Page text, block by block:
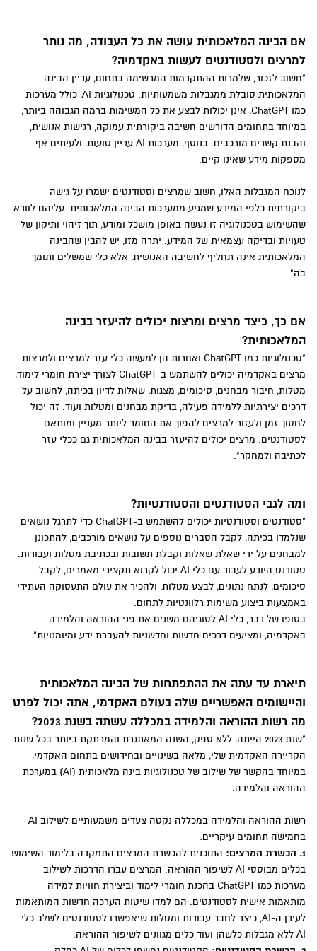
אם הבינה המלאכותית עושה את כל העבודה, מה נותר
למרצים ולסטודנטים לעשות באקדמיה?
"חשוב לזכור, שלמרות ההתקדמות המרשימה בתחום, עדיין הבינה
המלאכותית סובלת ממגבלות משמעותיות. טכנולוגיות AI, כולל מערכות
כמו ChatGPT, אינן יכולות לבצע את כל המשימות ברמה הגבוהה ביותר,
במיוחד בתחומים הדורשים חשיבה ביקורתית עמוקה, רגישות אנושית,
והבנת קשרים מורכבים. בנוסף, מערכות AI עדיין טועות, ולעיתים אף
מספקות מידע שאינו קיים.
לנוכח המגבלות האלו, חשוב שמרצים וסטודנטים ישמרו על גישה
ביקורתית כלפי המידע שמגיע ממערכות הבינה המלאכותית. עליהם לוודא
שהשימוש בטכנולוגיה זו נעשה באופן מושכל ומודע, תוך זיהוי ותיקון של
טעויות ובדיקה עצמאית של המידע. יתרה מזו, יש להבין שהבינה
המלאכותית אינה תחליף לחשיבה האנושית, אלא כלי שמשלים ותומך
בה".
אם כך, כיצד מרצים ומרצות יכולים להיעזר בבינה
המלאכותית?
"טכנולוגיות כמו ChatGPT ואחרות הן למעשה כלי עזר למרצים ולמרצות.
מרצים באקדמיה יכולים להשתמש ב-ChatGPT לצורך יצירת חומרי לימוד,
מטלות, חיבור מבחנים, סיכומים, מצגות, שאלות לדיון בכיתה, לחשוב על
דרכים יצירתיות ללמידה פעילה, בדיקת מבחנים ומטלות ועוד. זה יכול
לחסוך זמן ולעזור למרצים להפוך את החומר ליותר מעניין ומותאם
לסטודנטים. מרצים יכולים להיעזר בבינה המלאכותית גם ככלי עזר
לכתיבה ולמחקר".
ומה לגבי הסטודנטים והסטודנטיות?
"סטודנטים וסטודנטיות יכולים להשתמש ב-ChatGPT כדי לתרגל נושאים
שנלמדו בכיתה, לקבל הסברים נוספים על נושאים מורכבים, להתכונן
למבחנים על ידי שאלת שאלות וקבלת תשובות ובכתיבת מטלות ועבודות.
סטודנט היודע לעבוד עם כלי AI יכול לקרוא תקצירי מאמרים, לקבל
סיכומים, לנתח נתונים, לבצע מטלות, ולהכיר את עולם התעסוקה העתידי
באמצעות ביצוע משימות רלוונטיות לתחום.
בסופו של דבר, כלי AI לסוגיהם משנים את פני ההוראה והלמידה
באקדמיה, ומציעים דרכים חדשות וחדשניות להעברת ידע ומיומנויות".
תיארת עד עתה את ההתפתחות של הבינה המלאכותית
והיישומים האפשריים שלה בעולם האקדמי, אתה יכול לפרט
מה רשות ההוראה והלמידה במכללה עשתה בשנת 2023?
"שנת 2023 הייתה, ללא ספק, השנה המאתגרת והמרתקת ביותר בכל שנות
הקריירה האקדמית שלי, מלאה בשינויים ובחידושים בתחום האקדמי,
במיוחד בהקשר של שילוב של טכנולוגיות בינה מלאכותית (AI) במערכת
ההוראה והלמידה.
רשות ההוראה והלמידה במכללה נקטה צעדים משמעותיים לשילוב AI
בחמישה תחומים עיקריים:
1. הכשרת המרצים:
התוכנית להכשרת המרצים התמקדה בלימוד השימוש
בכלים מבוססי AI לשיפור ההוראה. המרצים עברו הדרכות לשילוב
מערכות כמו ChatGPT בהכנת חומרי לימוד וביצירת חוויות למידה
מותאמות אישית לסטודנטים. הם למדו שיטות הערכה חדשות המותאמות
לעידן ה-AI, כיצד לחבר עבודות ומטלות שיאפשרו לסטודנטים לשלב כלי
AI ללא מגבלות כלשהן ועוד כלים מגוונים לשיפור ההוראה.